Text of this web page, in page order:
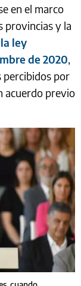
en el marco
provincias y la
la ley
de 2020,
percibidos por
acuerdo previo